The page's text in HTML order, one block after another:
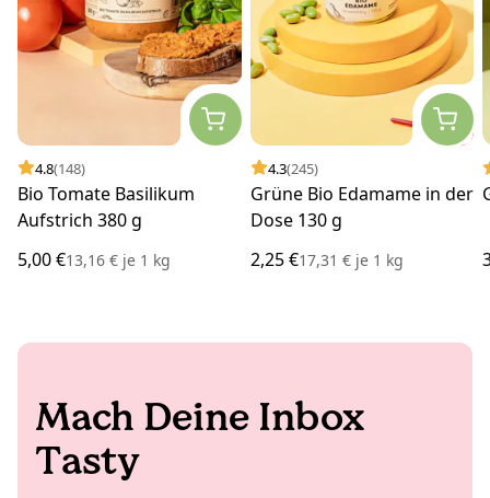
4.8(148)
Bio Tomate Basilikum
Aufstrich 380 g
5,00 €13,16 € je 1 kg
4.3(245)
Grüne Bio Edamame in der
Dose 130 g
2,25 €17,31 € je1 kg
Mach Deine Inbox
Tasty